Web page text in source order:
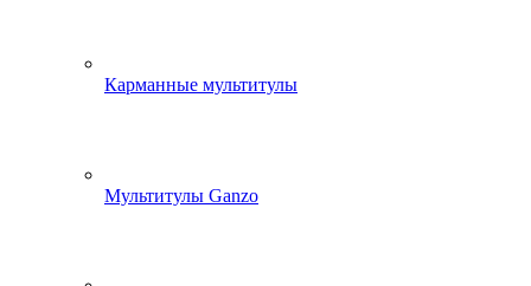
Карманные мультитулы
Мультитулы Ganzo